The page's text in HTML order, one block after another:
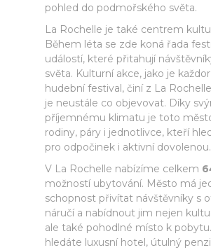
pohled do podmořského světa.
La Rochelle je také centrem
Během léta se zde koná řada
událostí, které přitahují
světa. Kulturní akce, jako je
hudební festival, činí z La
je neustále co objevovat. Díky
příjemnému klimatu je toto
rodiny, páry i jednotlivce, kteří
pro odpočinek i aktivní dovolenou.
V La Rochelle nabízíme celkem
možností ubytování. Město má
schopnost přivítat návštěvníky s
náručí a nabídnout jim nejen
ale také pohodlné místo k
hledáte luxusní hotel, útulný